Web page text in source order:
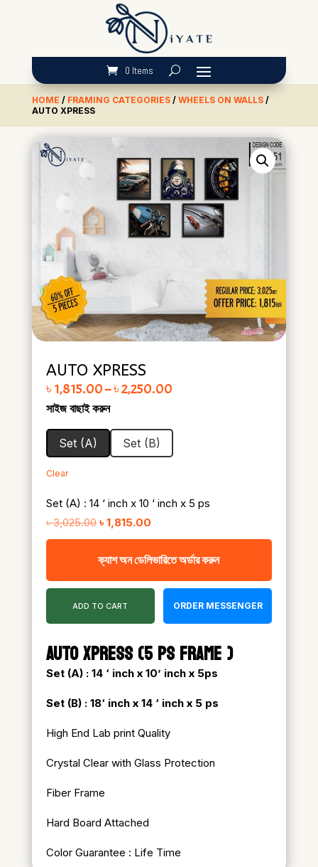
0 Items
HOME / FRAMING CATEGORIES/ WHEELS ON WALLS/
AUTO XPRESS
AUTO XPRESS
৳ 1,815.00–৳2,250.00Price range: ৳ 1,815.00 through ৳ 2,250.00
সাইজ বাছাই করুন
Set (A) Set (B)
Clear
Set (A) : 14 ‘ inch x 10 ‘ inch x 5 ps
৳3,025.00 Original
price
was:
৳ 3,025.00.
৳ 1,815.00Current
price
is:
৳ 1,815.00.
ক্যাশ অন ডেলিভারিতে অর্ডার করুন
ADD TO CART ORDER MESSENGER
AUTO XPRESS (5 PS FRAME )
Set (A) : 14 ‘ inch x 10’ inch x 5ps
Set (B) : 18‘ inch x 14 ‘ inch x 5 ps
High End Lab print Quality
Crystal Clear with Glass Protection
Fiber Frame
Hard Board Attached
Color Guarantee : Life Time